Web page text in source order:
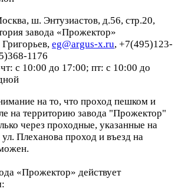
ш. Энтузиастов, д.56, стр.20,
завода «Прожектор»
eg@argus-x.ru, +7(495)123-
1176
с 10:00 до 17:00; пт: с 10:00 до
на то, что проход пешком и
на территорию завода "Прожектор"
через проходные, указанные на
Плеханова проход и въезд на
«Прожектор» действует